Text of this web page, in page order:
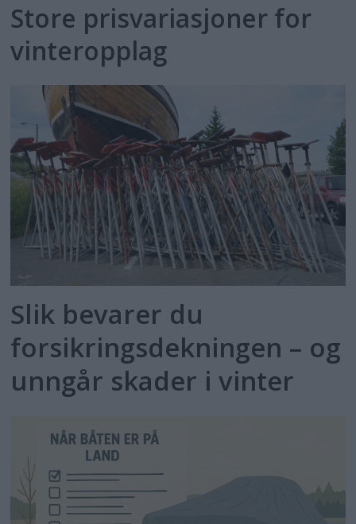
Store prisvariasjoner for
vinteropplag
Slik bevarer du
forsikringsdekningen – og
unngår skader i vinter